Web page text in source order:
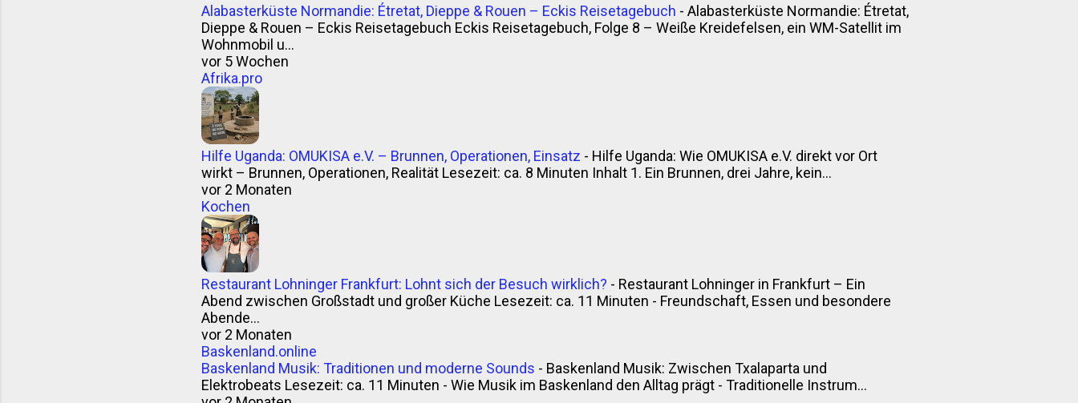
Alabasterküste Normandie: Étretat, Dieppe & Rouen – Eckis Reisetagebuch - Alabasterküste Normandie: Étretat,
Dieppe & Rouen – Eckis Reisetagebuch Eckis Reisetagebuch, Folge 8 – Weiße Kreidefelsen, ein WM-Satellit im
Wohnmobil u...
vor 5 Wochen
Afrika.pro
Hilfe Uganda: OMUKISA e.V. – Brunnen, Operationen, Einsatz - Hilfe Uganda: Wie OMUKISA e.V. direkt vor Ort
wirkt – Brunnen, Operationen, Realität Lesezeit: ca. 8 Minuten Inhalt 1. Ein Brunnen, drei Jahre, kein...
vor 2 Monaten
Kochen
Restaurant Lohninger Frankfurt: Lohnt sich der Besuch wirklich? - Restaurant Lohninger in Frankfurt – Ein
Abend zwischen Großstadt und großer Küche Lesezeit: ca. 11 Minuten - Freundschaft, Essen und besondere
Abende...
vor 2 Monaten
Baskenland.online
Baskenland Musik: Traditionen und moderne Sounds - Baskenland Musik: Zwischen Txalaparta und
Elektrobeats Lesezeit: ca. 11 Minuten - Wie Musik im Baskenland den Alltag prägt - Traditionelle Instrum...